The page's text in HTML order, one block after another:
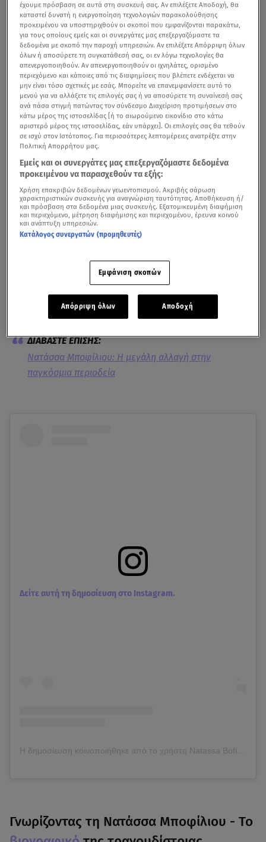
Είναιαριστούχος της Νομικής και σπουδάστρια
μουσικής, έγινε ευρέως γνωστή το 2005 με το δίσκο
σταθερά ανοδική πορεία στον καλλιτεχνικό χώρο. Ο
Νατάσσα Μποφίλιου
ξεχωριστές φωνές της σύγχρονης ελληνικής μουσικής
Νατάσσα Μποφίλιου: Η μεγάλη αλλαγή στην
παγκόσμια περιοδεία
Δείτε αυτή τη δημοσίευση στο Instagram.
Γνωρίζοντας τη Νατάσσα Μποφίλιου - Το
έχουμε πρόσβαση σε αυτά στη συσκευή σας. Αν επιλέξετε Αποδοχή, θα
καταστεί δυνατή η ενεργοποίηση τεχνολογιών παρακολούθησης
προκειμένου να υποστηριχθούν οι σκοποί που εμφανίζονται παρακάτω,
για τους οποίους εμείς και οι συνεργάτες μας επεξεργαζόμαστε τα
δεδομένα με σκοπό την παροχή υπηρεσιών. Αν επιλέξετε Απόρριψη όλων
όλων ή αποσύρετε τη συγκατάθεσή σας, οι εν λόγω τεχνολογίες θα
απενεργοποιηθούν. Αν απενεργοποιηθούν οι ιχνηλάτες, ορισμένο
περιεχόμενο και κάποιες από τις διαφημίσεις που βλέπετε ενδέχεται να
μην είναι τόσο σχετικές με εσάς. Μπορείτε να επανεμφανίσετε αυτό το
μενού για να αλλάξετε τις επιλογές σας ή να αποσύρετε τη συναίνεσή σας
ανά πάσα στιγμή πατώντας τον σύνδεσμο Διαχείριση προτιμήσεων στο
κάτω μέρος της ιστοσελίδας [ή το αιωρούμενο εικονίδιο στο κάτω
αριστερό μέρος της ιστοσελίδας, εάν υπάρχει]. Οι επιλογές σας θα τεθούν
σε ισχύ στον Ιστότοπος. Για περισσότερες λεπτομέρειες ανατρέξτε στην
Πολιτική Απορρήτου μας.
Εμείς και οι συνεργάτες μας επεξεργαζόμαστε δεδομένα
προκειμένου να παρασχεθούν τα εξής:
Χρήση επακριβών δεδομένων γεωεντοπισμού. Ακριβής σάρωση
χαρακτηριστικών συσκευής για αναγνώριση ταυτότητας. Αποθήκευση ή/
και πρόσβαση στα δεδομένα μιας συσκευής. Εξατομικευμένη διαφήμιση
και περιεχόμενο, μέτρηση διαφήμισης και περιεχομένου, έρευνα κοινού
και ανάπτυξη υπηρεσιών.
Κατάλογος συνεργατών (προμηθευτές)
Εμφάνιση σκοπών
Απόρριψη όλων Αποδοχή